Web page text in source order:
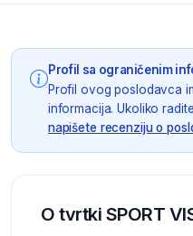
Profil sa ograničenim
Profil ovog poslodavca
informacija. Ukoliko
napišete recenziju o
O tvrtki SPORT